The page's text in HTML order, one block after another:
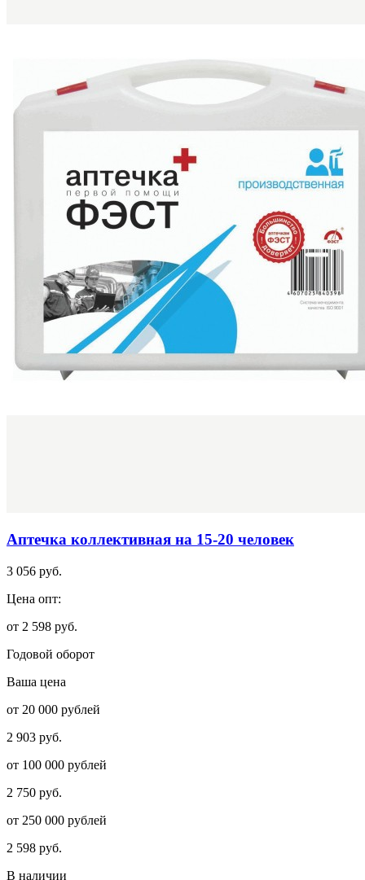
Аптечка коллективная на 15-20 человек
3 056 руб.
Цена опт:
от 2 598 руб.
Годовой оборот
Ваша цена
от 20 000 рублей
2 903 руб.
от 100 000 рублей
2 750 руб.
от 250 000 рублей
2 598 руб.
В наличии